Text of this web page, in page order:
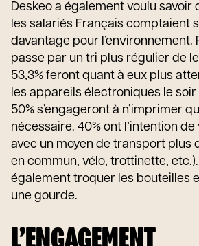
Deskeo a également voulu savoir
les salariés Français comptaient
davantage pour l’environnement.
passe par un tri plus régulier de
53,3% feront quant à eux plus
les appareils électroniques le
50% s’engageront à n’imprimer
nécessaire. 40% ont l’intention de
avec un moyen de transport plus
en commun, vélo, trottinette,
également troquer les bouteilles
une gourde.